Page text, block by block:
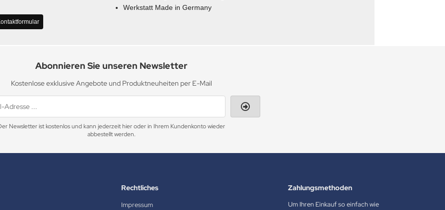
Werkstatt Made in Germany
Abonnieren Sie unseren Newsletter
Kostenlose exklusive Angebote und Produktneuheiten per E-Mail
Newsletter ist kostenlos und kann jederzeit hier oder in Ihrem Kundenkonto wieder
abbestellt werden.
Rechtliches
Impressum
Zahlungsmethoden
Um Ihren Einkauf so einfach wie